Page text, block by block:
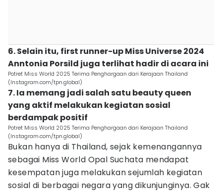
6. Selain itu, first runner-up Miss Universe 2024
Anntonia Porsild juga terlihat hadir di acara ini
Potret Miss World 2025 Terima Penghargaan dari Kerajaan Thailand
(Instagram.com/tpn.global)
7. Ia memang jadi salah satu beauty queen
yang aktif melakukan kegiatan sosial
berdampak positif
Potret Miss World 2025 Terima Penghargaan dari Kerajaan Thailand
(Instagram.com/tpn.global)
Bukan hanya di Thailand, sejak kemenangannya
sebagai Miss World Opal Suchata mendapat
kesempatan juga melakukan sejumlah kegiatan
sosial di berbagai negara yang dikunjunginya. Gak